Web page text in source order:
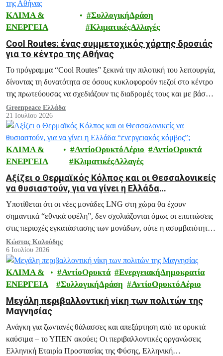
ΚΛΙΜΑ &
ΕΝΕΡΓΕΙΑ
ΣυλλογικήΔράση
ΚλιματικέςΑλλαγές
Cool Routes: ένας συμμετοχικός χάρτης δροσιάς
για το κέντρο της Αθήνας
Το πρόγραμμα “Cool Routes” ξεκινά την πιλοτική του λειτουργία,
δίνοντας τη δυνατότητα σε όσους κυκλοφορούν πεζοί στο κέντρο
της πρωτεύουσας να σχεδιάζουν τις διαδρομές τους και με βάση
τη θερμική τους άνεση, εντοπίζοντας τα πιο δροσερά σημεία της
πόλης.
Greenpeace Ελλάδα
21 Ιουλίου 2026
ΚΛΙΜΑ &
ΕΝΕΡΓΕΙΑ
ΑντίοΟρυκτόΑέριο
ΑντίοΟρυκτά
ΚλιματικέςΑλλαγές
Αξίζει ο Θερμαϊκός Κόλπος και οι Θεσσαλονικείς
να θυσιαστούν, για να γίνει η Ελλάδα
“ενεργειακός κόμβος”;
Υποτίθεται ότι οι νέες μονάδες LNG στη χώρα θα έχουν
σημαντικά “εθνικά οφέλη”, δεν σχολιάζονται όμως οι επιπτώσεις
στις περιοχές εγκατάστασης των μονάδων, ούτε η ασυμβατότητά
τους με τους στόχους για απανθρακοποίηση, πράσινη μετάβαση
και αντιμετώπιση της κλιματικής κρίσης.
Κώστας Καλούδης
6 Ιουλίου 2026
ΚΛΙΜΑ &
ΕΝΕΡΓΕΙΑ
ΑντίοΟρυκτά
ΕνεργειακήΔημοκρατία
ΣυλλογικήΔράση
ΑντίοΟρυκτόΑέριο
Μεγάλη περιβαλλοντική νίκη των πολιτών της
Μαγνησίας
Ανάγκη για ζωντανές θάλασσες και απεξάρτηση από τα ορυκτά
καύσιμα – το ΥΠΕΝ ακούει; Οι περιβαλλοντικές οργανώσεις
Ελληνική Εταιρία Προστασίας της Φύσης, Ελληνική